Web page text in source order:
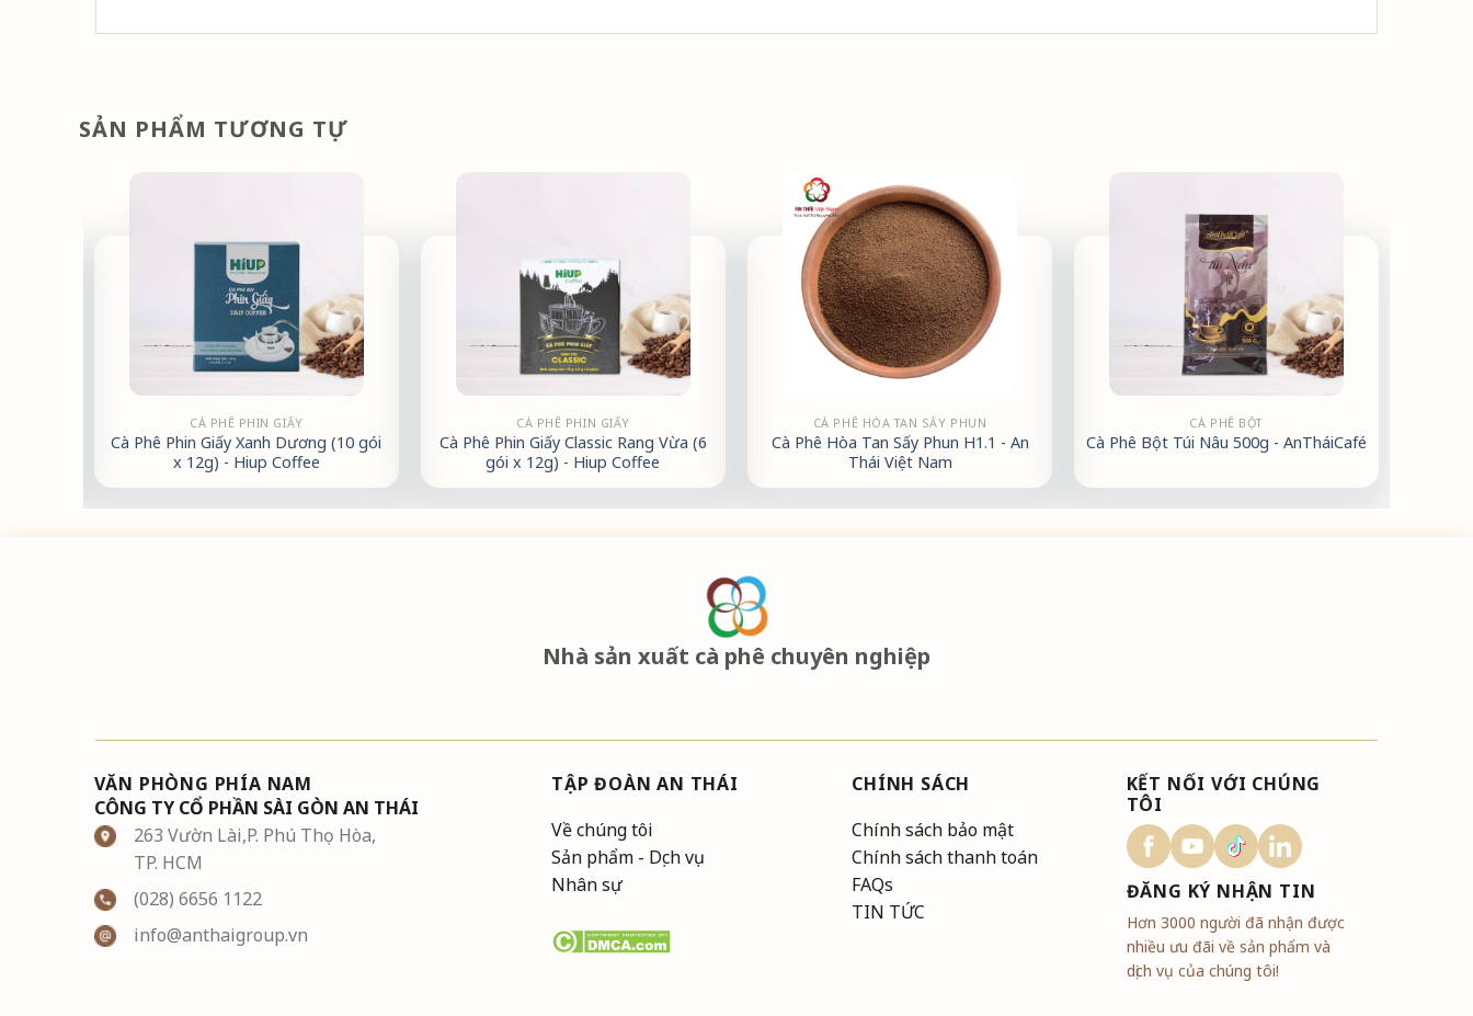
SẢN PHẨM TƯƠNG TỰ
CÀ PHÊ PHIN GIẤY
Cà Phê Phin Giấy Xanh Dương (10 gói
x 12g) - Hiup Coffee
CÀ PHÊ PHIN GIẤY
Cà Phê Phin Giấy Classic Rang Vừa (6
gói x 12g) - Hiup Coffee
CÀ PHÊ HÒA TAN SẤY PHUN
Cà Phê Hòa Tan Sấy Phun H1.1 - An
Thái Việt Nam
CÀ PHÊ BỘT
Cà Phê Bột Túi Nâu 500g - AnTháiCafé
Nhà sản xuất cà phê chuyên nghiệp
VĂN PHÒNG PHÍA NAM
CÔNG TY CỔ PHẦN SÀI GÒN AN THÁI
263 Vườn Lài,P. Phú Thọ Hòa,
TP. HCM
(028) 6656 1122
info@anthaigroup.vn
TẬP ĐOÀN AN THÁI
Về chúng tôi
Sản phẩm - Dịch vụ
Nhân sự
CHÍNH SÁCH
Chính sách bảo mật
Chính sách thanh toán
FAQs
TIN TỨC
KẾT NỐI VỚI CHÚNG
TÔI
ĐĂNG KÝ NHẬN TIN
Hơn 3000 người đã nhận được
nhiều ưu đãi về sản phẩm và
dịch vụ của chúng tôi!